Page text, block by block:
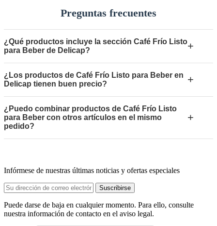
Preguntas frecuentes
¿Qué productos incluye la sección Café Frío Listo
para Beber de Delicap?
+
¿Los productos de Café Frío Listo para Beber en
Delicap tienen buen precio?
+
¿Puedo combinar productos de Café Frío Listo
para Beber con otros artículos en el mismo
pedido?
+
Infórmese de nuestras últimas noticias y ofertas especiales
Puede darse de baja en cualquier momento. Para ello, consulte
nuestra información de contacto en el aviso legal.